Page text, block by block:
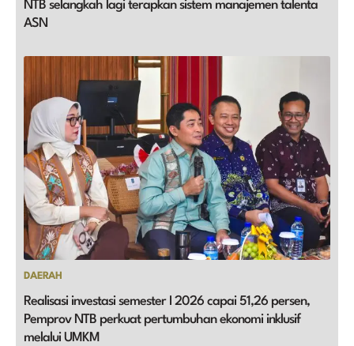
NTB selangkah lagi terapkan sistem manajemen talenta
ASN
DAERAH
Realisasi investasi semester I 2026 capai 51,26 persen,
Pemprov NTB perkuat pertumbuhan ekonomi inklusif
melalui UMKM